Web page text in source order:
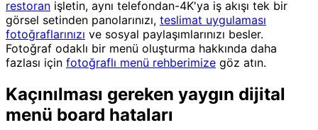
restoran işletin, aynı telefondan-4K'ya iş akışı tek bir
görsel setinden panolarınızı, teslimat uygulaması
fotoğraflarınızı ve sosyal paylaşımlarınızı besler.
Fotoğraf odaklı bir menü oluşturma hakkında daha
fazlası için fotoğraflı menü rehberimize göz atın.
Kaçınılması gereken yaygın dijital
menü board hataları